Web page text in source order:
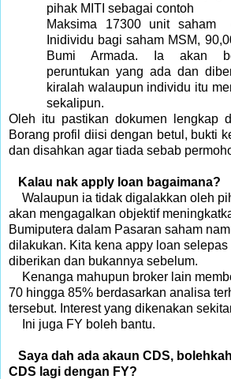
pihak MITI sebagai contoh
Maksima 17300 unit saham
Inidividu bagi saham MSM,
Bumi Armada. Ia akan
peruntukan yang ada dan
kiralah walaupun individu itu
sekalipun.
Oleh itu pastikan dokumen lengkap
Borang profil diisi dengan betul, bukti
dan disahkan agar tiada sebab
Kalau nak apply loan bagaimana?
Walaupun ia tidak digalakkan oleh
akan mengagalkan objektif
Bumiputera dalam Pasaran saham
dilakukan. Kita kena appy loan selepas
diberikan dan bukannya sebelum.
Kenanga mahupun broker lain
70 hingga 85% berdasarkan analisa
tersebut. Interest yang dikenakan
Ini juga FY boleh bantu.
Saya dah ada akaun CDS,
CDS lagi dengan FY?